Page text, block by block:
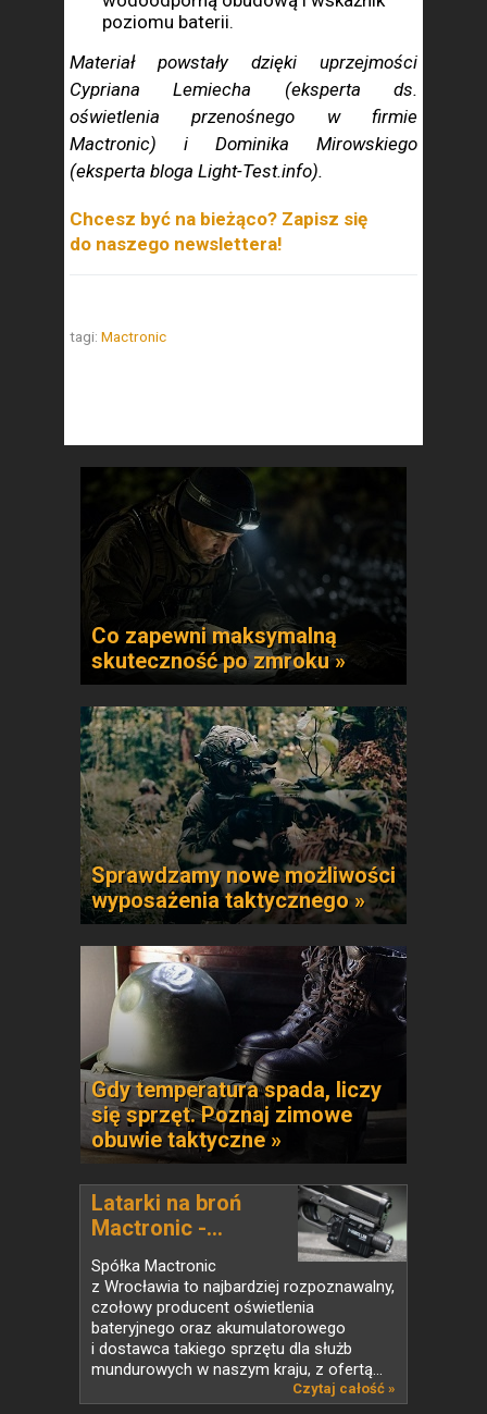
poziomu baterii.
Materiał powstały dzięki uprzejmości
Cypriana Lemiecha (eksperta ds.
oświetlenia przenośnego w firmie
Mactronic) i Dominika Mirowskiego
(eksperta bloga Light-Test.info).
Chcesz być na bieżąco? Zapisz się
do naszego newslettera!
tagi: Mactronic
Co zapewni maksymalną
skuteczność po zmroku »
Sprawdzamy nowe możliwości
wyposażenia taktycznego »
Gdy temperatura spada, liczy
się sprzęt. Poznaj zimowe
obuwie taktyczne »
Latarki na broń
Mactronic -...
Spółka Mactronic
z Wrocławia to najbardziej rozpoznawalny,
czołowy producent oświetlenia
bateryjnego oraz akumulatorowego
i dostawca takiego sprzętu dla służb
mundurowych w naszym kraju, z ofertą...
Czytaj całość »